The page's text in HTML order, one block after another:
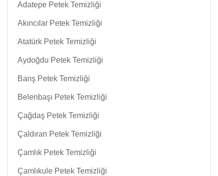
Adatepe Petek Temizliği
Akıncılar Petek Temizliği
Atatürk Petek Temizliği
Aydoğdu Petek Temizliği
Barış Petek Temizliği
Belenbaşı Petek Temizliği
Çağdaş Petek Temizliği
Çaldıran Petek Temizliği
Çamlık Petek Temizliği
Çamlıkule Petek Temizliği